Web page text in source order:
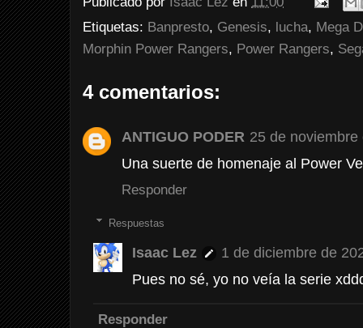
Etiquetas: Banpresto, Genesis, lucha, Mega
Morphin Power Rangers, Power Rangers,
4 comentarios:
ANTIGUO PODER 25 de
Una suerte de homenaje al Power
Responder
Respuestas
Isaac Lez
1 de diciembre de
Pues no sé, yo no veía la serie
Responder